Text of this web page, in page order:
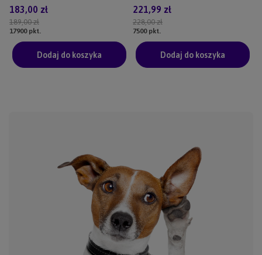
189,00 zł
183,00 zł
17900pkt.
Dodaj do koszyka
228,00 zł
221,99 zł
7500pkt.
Dodaj do koszyka